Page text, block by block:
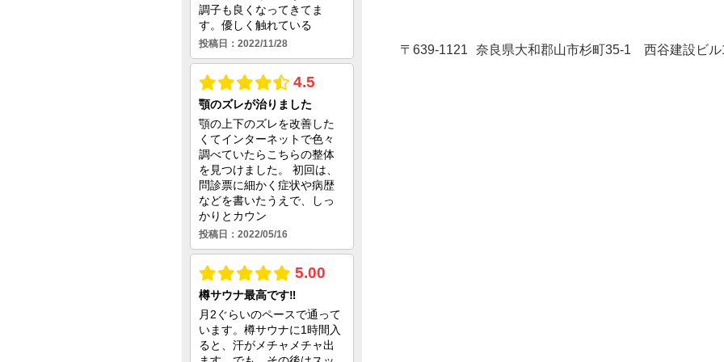
〒639-1121 奈良県大和郡山市杉町35-1 西谷建